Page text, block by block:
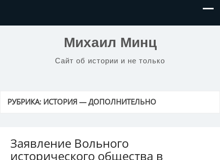
Михаил Минц
Сайт об истории и не только
РУБРИКА: ИСТОРИЯ — ДОПОЛНИТЕЛЬНО
Заявление Вольного
исторического общества в